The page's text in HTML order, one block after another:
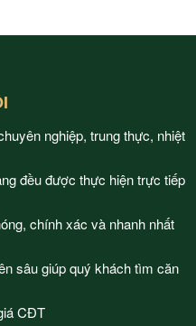
nghiệp, trung thực, nhiệt
đều được thực hiện trực tiếp
chính xác và nhanh nhất
sâu giúp quý khách tìm căn
CĐT